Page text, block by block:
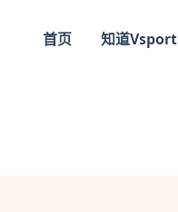
首页 知道Vsport